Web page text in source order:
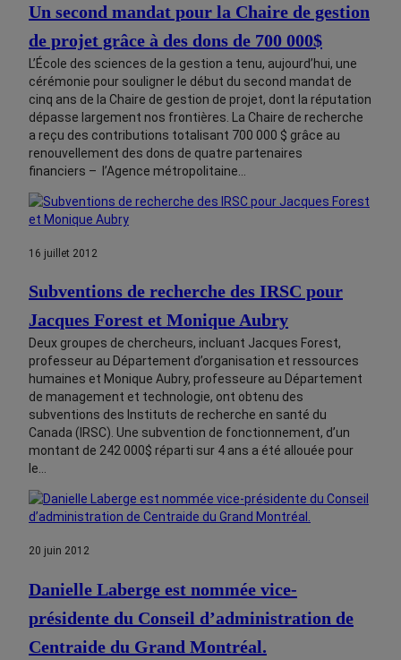
Un second mandat pour la Chaire de gestion
de projet grâce à des dons de 700 000$
L’École des sciences de la gestion a tenu, aujourd’hui, une
cérémonie pour souligner le début du second mandat de
cinq ans de la Chaire de gestion de projet, dont la réputation
dépasse largement nos frontières. La Chaire de recherche
a reçu des contributions totalisant 700 000 $ grâce au
renouvellement des dons de quatre partenaires
financiers – l’Agence métropolitaine…
16 juillet 2012
Subventions de recherche des IRSC pour
Jacques Forest et Monique Aubry
Deux groupes de chercheurs, incluant Jacques Forest,
professeur au Département d’organisation et ressources
humaines et Monique Aubry, professeure au Département
de management et technologie, ont obtenu des
subventions des Instituts de recherche en santé du
Canada (IRSC). Une subvention de fonctionnement, d’un
montant de 242 000$ réparti sur 4 ans a été allouée pour
le…
20 juin 2012
Danielle Laberge est nommée vice-
présidente du Conseil d’administration de
Centraide du Grand Montréal.